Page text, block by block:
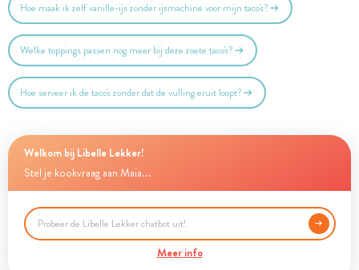
Hoe maak ik zelf vanille-ijs zonder ijsmachine voor mijn taco's?
Welke toppings passen nog meer bij deze zoete taco's?
Hoe serveer ik de taco's zonder dat de vulling eruit loopt?
Welkom bij Libelle Lekker!
Stel je kookvraag aan Maia...
Meer info